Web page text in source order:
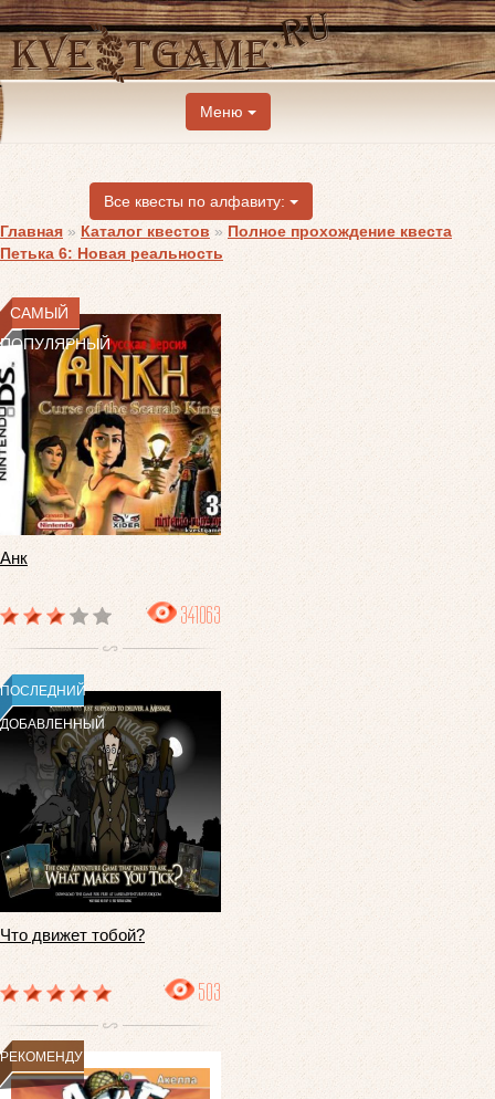
Меню
Все квесты по алфавиту:
Главная » Каталог квестов » Полное прохождение квеста
Петька 6: Новая реальность
САМЫЙ
ПОПУЛЯРНЫЙ
Анк
341063
ПОСЛЕДНИЙ
ДОБАВЛЕННЫЙ
Что движет тобой?
503
РЕКОМЕНДУЕМ